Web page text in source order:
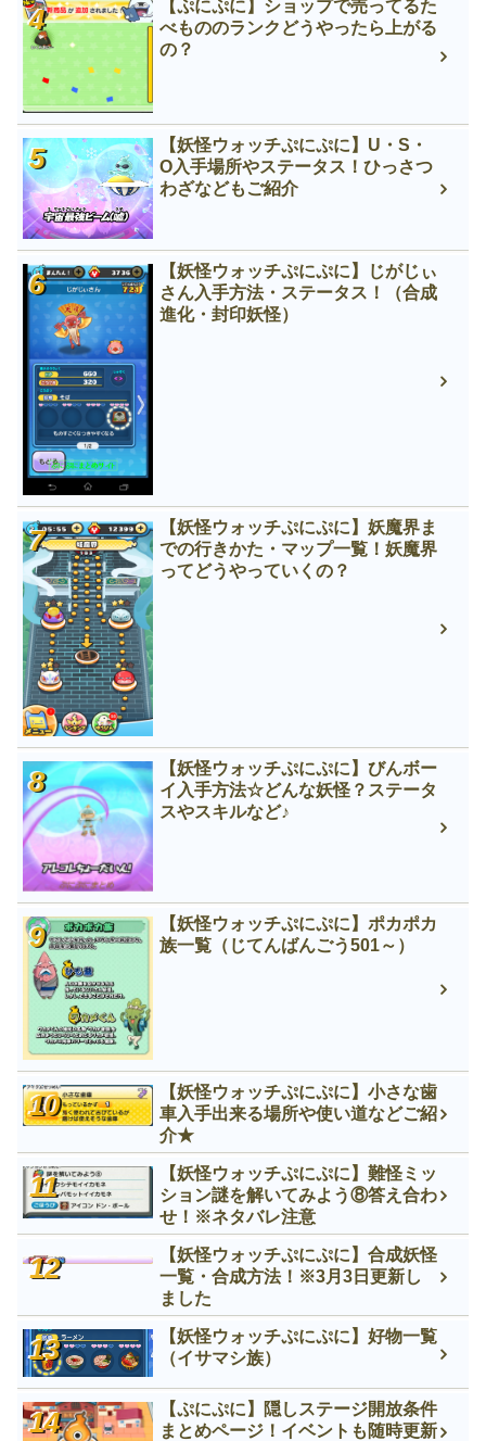
【ぷにぷに】ショップで売ってるた
べもののランクどうやったら上がる
の？
【妖怪ウォッチぷにぷに】U・S・
O入手場所やステータス！ひっさつ
わざなどもご紹介
【妖怪ウォッチぷにぷに】じがじぃ
さん入手方法・ステータス！（合成
進化・封印妖怪）
【妖怪ウォッチぷにぷに】妖魔界ま
での行きかた・マップ一覧！妖魔界
ってどうやっていくの？
【妖怪ウォッチぷにぷに】びんボー
イ入手方法☆どんな妖怪？ステータ
スやスキルなど♪
【妖怪ウォッチぷにぷに】ポカポカ
族一覧（じてんばんごう501～）
【妖怪ウォッチぷにぷに】小さな歯
車入手出来る場所や使い道などご紹
介★
【妖怪ウォッチぷにぷに】難怪ミッ
ション謎を解いてみよう⑧答え合わ
せ！※ネタバレ注意
【妖怪ウォッチぷにぷに】合成妖怪
一覧・合成方法！※3月3日更新し
ました
【妖怪ウォッチぷにぷに】好物一覧
（イサマシ族）
【ぷにぷに】隠しステージ開放条件
まとめページ！イベントも随時更新